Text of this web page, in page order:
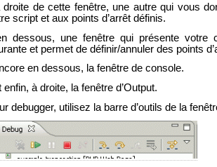
droite de cette fenêtre, une autre qui vous
script et aux points d’arrêt définis.
dessous, une fenêtre qui présente votre
et permet de définir/annuler des points
en dessous, la fenêtre de console.
enfin, à droite, la fenêtre d’Output.
debugger, utilisez la barre d’outils de la